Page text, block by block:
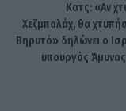
Κατς: «Αν
Χεζμπολάχ, θα
Βηρυτό» δηλώνει ο
υπουργός